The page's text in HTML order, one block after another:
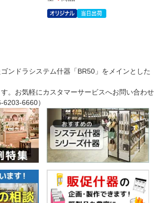
ンドラシステム什器「BR50」をメインとした
。お気軽にカスタマーサービスへお問い合わせ
6660）